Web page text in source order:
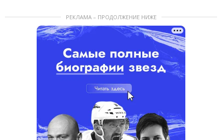
РЕКЛАМА – ПРОДОЛЖЕНИЕ НИЖЕ